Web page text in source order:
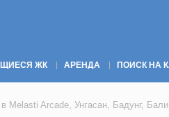
ЖК АРЕНДА ПОИСК НА
Melasti Arcade, Унгасан, Бадунг,